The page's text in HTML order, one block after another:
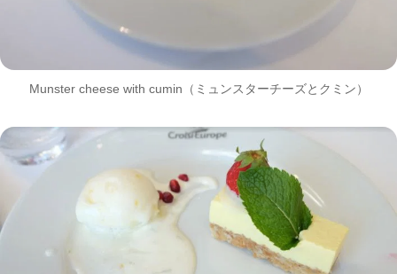
Munster cheese with cumin（ミュンスターチーズとクミン）